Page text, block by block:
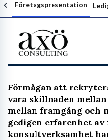
Företagspresentation
Förmågan att
vara skillnaden
mellan framgång och
gedigen erfarenhet
konsultverksamhet